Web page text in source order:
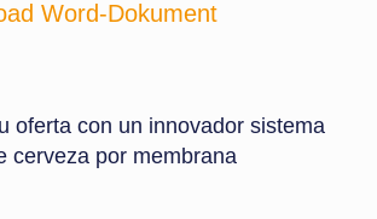
Word-Dokument
oferta con un innovador sistema
cerveza por membrana